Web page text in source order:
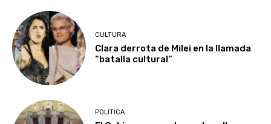
CULTURA
Clara derrota de Milei en la llamada
“batalla cultural”
POLITICA